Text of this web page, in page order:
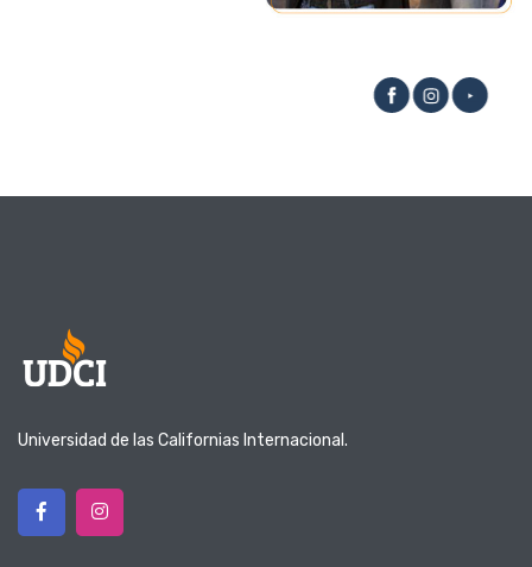
Universidad de las Californias Internacional.